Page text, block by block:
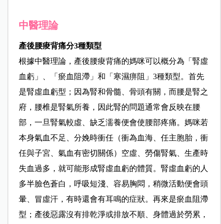
中醫理論
產後腰痠背痛分3種類型
根據中醫理論，產後腰痠背痛的媽咪可以概分為「腎虛
血虧」、「瘀血阻滯」和「寒濕痹阻」3種類型。首先
是腎虛血虧型；因為腎和骨髓、骨頭有關，而腰是腎之
府，腰椎是腎氣所養，因此腎的問題通常會反映在腰
部，一旦腎氣較虛、缺乏濡養便會使腰部疼痛。媽咪若
本身氣血不足、分娩時衝任（衝為血海、任主胞胎，衝
任與子宮、氣血有密切關係）空虛、勞傷腎氣、生產時
失血過多，就可能形成腎虛血虧的體質。腎虛血虧的人
多半臉色蒼白，呼吸短淺、容易胸悶，稍微活動便會頭
暈、冒虛汗，有時還會有耳鳴的症狀。再來是瘀血阻滯
型；產後惡露沒有排乾淨或排放不順、身體過於勞累，